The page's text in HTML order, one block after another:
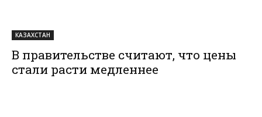
КАЗАХСТАН
В правительстве считают, что цены
стали расти медленнее